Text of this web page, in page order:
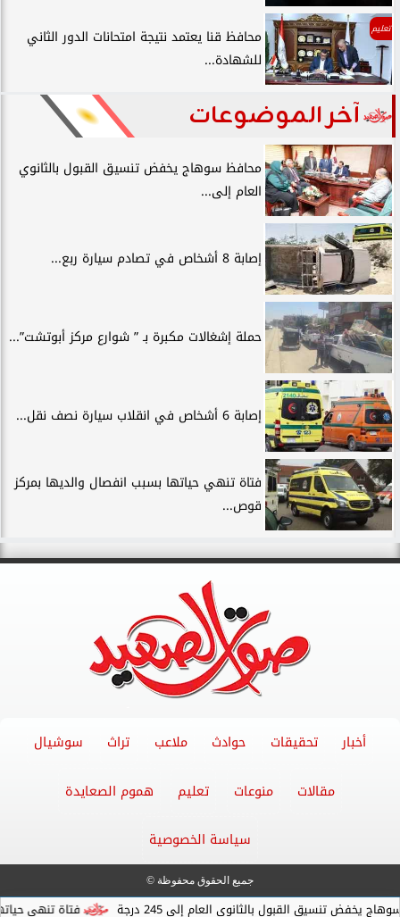
فتاة تنهي حياتها تنسيق القبول بالثانوي العام إلى 245 درجة
تعليم
محافظ قنا يعتمد نتيجة امتحانات الدور الثاني
للشهادة...
آخر الموضوعات
محافظ سوهاج يخفض تنسيق القبول بالثانوي
العام إلى...
إصابة 8 أشخاص في تصادم سيارة ربع...
حملة إشغالات مكبرة بـ ” شوارع مركز أبوتشت”...
إصابة 6 أشخاص في انقلاب سيارة نصف نقل...
فتاة تنهي حياتها بسبب انفصال والديها بمركز
قوص...
أخبار تحقيقات حوادث ملاعب تراث سوشيال
مقالات منوعات تعليم هموم الصعايدة
سياسة الخصوصية
جميع الحقوق محفوظة ©